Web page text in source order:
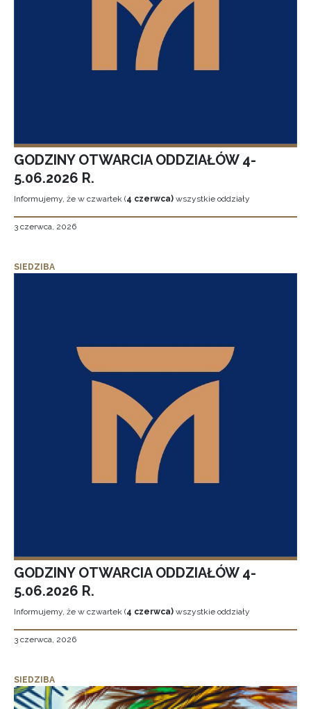
GODZINY OTWARCIA ODDZIAŁÓW 4-
5.06.2026 R.
Informujemy, że w czwartek (4 czerwca) wszystkie oddziały
3 czerwca, 2026
SIEDZIBA
GODZINY OTWARCIA ODDZIAŁÓW 4-
5.06.2026 R.
Informujemy, że w czwartek (4 czerwca) wszystkie oddziały
3 czerwca, 2026
SIEDZIBA